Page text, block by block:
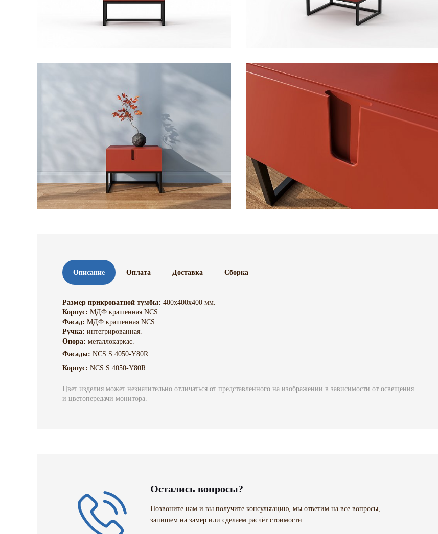
Описание Оплата Доставка Сборка
Размер прикроватной тумбы: 400х400х400 мм.
Корпус: МДФ крашенная NCS.
Фасад: МДФ крашенная NCS.
Ручка: интегрированная.
Опора: металлокаркас.
Фасады: NCS S 4050-Y80R
Корпус: NCS S 4050-Y80R
Цвет изделия может незначительно отличаться от представленного на изображении в зависимости от освещения
и цветопередачи монитора.
Остались вопросы?
Позвоните нам и вы получите консультацию, мы ответим на все вопросы,
запишем на замер или сделаем расчёт стоимости